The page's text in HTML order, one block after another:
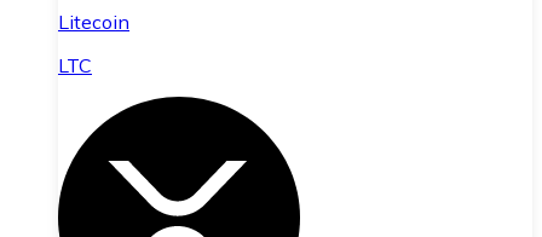
Litecoin
LTC